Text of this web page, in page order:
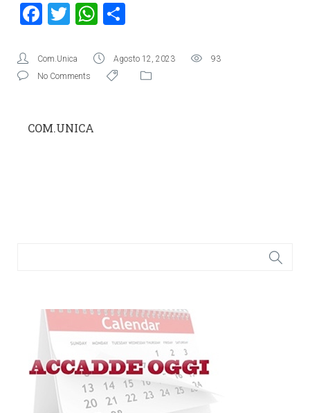
Facebook
TwitterWhatsApp
Com.Unica Agosto 12, 2023
93
No Comments
COM.UNICA